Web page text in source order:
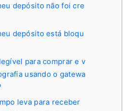
depósito não foi cre
depósito está bloqu
para comprar e v
usando o gatewa
leva para receber